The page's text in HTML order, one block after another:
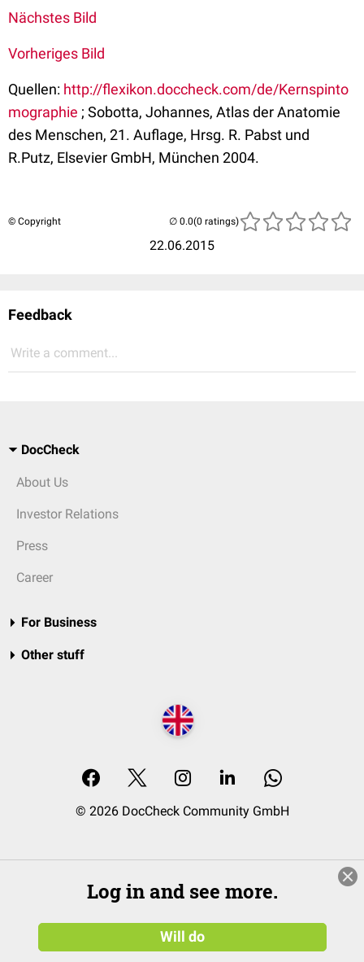
Nächstes Bild
Vorheriges Bild
Quellen: http://flexikon.doccheck.com/de/Kernspinto
mographie ; Sobotta, Johannes, Atlas der Anatomie
des Menschen, 21. Auflage, Hrsg. R. Pabst und
R.Putz, Elsevier GmbH, München 2004.
© Copyright
22.06.2015
(0 ratings)
Feedback
Write a comment...
DocCheck
About Us
Investor Relations
Press
Career
For Business
Other stuff
© 2026 DocCheck Community GmbH
Log in and see more.
Will do